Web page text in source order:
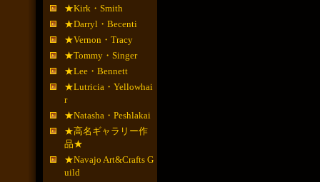
★Kirk・Smith
★Darryl・Becenti
★Vernon・Tracy
★Tommy・Singer
★Lee・Bennett
★Lutricia・Yellowhai
r
★Natasha・Peshlakai
★高名ギャラリー作
品★
★Navajo Art&Crafts G
uild